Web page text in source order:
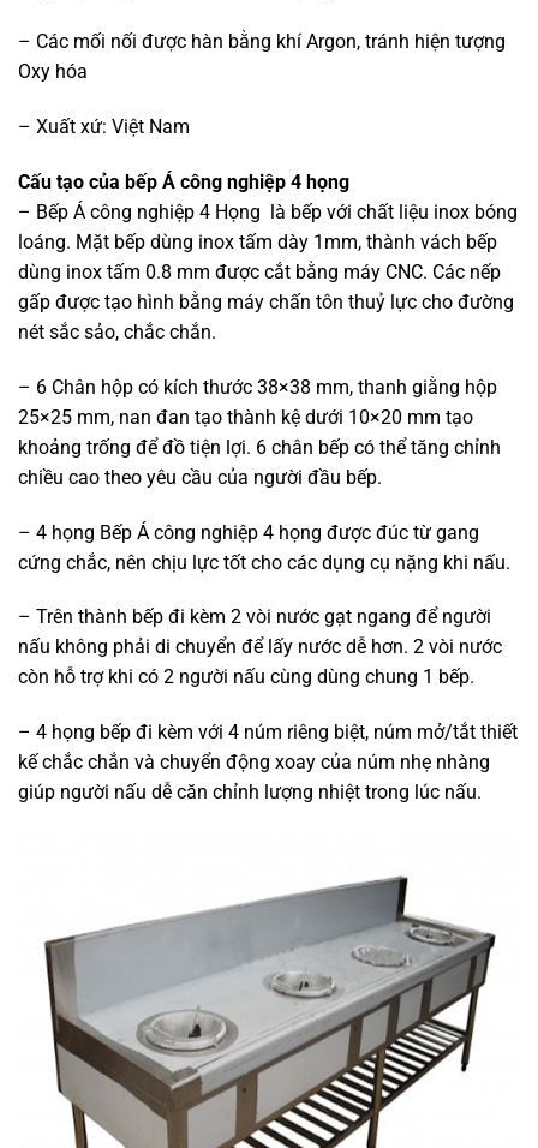
– Các mối nối được hàn bằng khí Argon, tránh hiện tượng
Oxy hóa
– Xuất xứ: Việt Nam
Cấu tạo của bếp Á công nghiệp 4 họng
– Bếp Á công nghiệp 4 Họng là bếp với chất liệu inox bóng
loáng. Mặt bếp dùng inox tấm dày 1mm, thành vách bếp
dùng inox tấm 0.8 mm được cắt bằng máy CNC. Các nếp
gấp được tạo hình bằng máy chấn tôn thuỷ lực cho đường
nét sắc sảo, chắc chắn.
– 6 Chân hộp có kích thước 38×38 mm, thanh giằng hộp
25×25 mm, nan đan tạo thành kệ dưới 10×20 mm tạo
khoảng trống để đồ tiện lợi. 6 chân bếp có thể tăng chỉnh
chiều cao theo yêu cầu của người đầu bếp.
– 4 họng Bếp Á công nghiệp 4 họng được đúc từ gang
cứng chắc, nên chịu lực tốt cho các dụng cụ nặng khi nấu.
– Trên thành bếp đi kèm 2 vòi nước gạt ngang để người
nấu không phải di chuyển để lấy nước dễ hơn. 2 vòi nước
còn hỗ trợ khi có 2 người nấu cùng dùng chung 1 bếp.
– 4 họng bếp đi kèm với 4 núm riêng biệt, núm mở/tắt thiết
kế chắc chắn và chuyển động xoay của núm nhẹ nhàng
giúp người nấu dễ căn chỉnh lượng nhiệt trong lúc nấu.